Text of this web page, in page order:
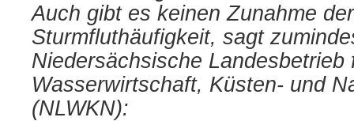
Auch gibt es keinen Zunahme der
Sturmfluthäufigkeit, sagt
Niedersächsische Landesbetrieb
Wasserwirtschaft, Küsten- und
(NLWKN):